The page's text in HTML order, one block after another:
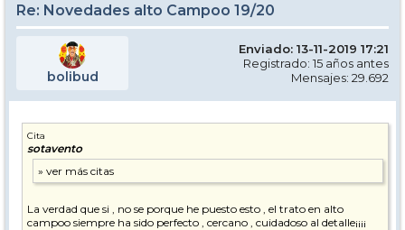
Re: Novedades alto Campoo 19/20
bolibud
Enviado: 13-11-2019 17:21
Registrado: 15 años antes
Mensajes: 29.692
Cita
sotavento
La verdad que si , no se porque he puesto esto , el trato en alto
campoo siempre ha sido perfecto , cercano , cuidadoso al detalle¡¡¡¡